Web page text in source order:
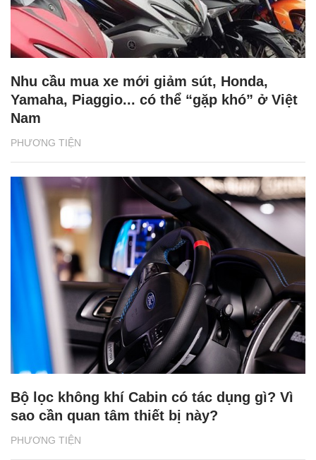
PHƯƠNG TIỆN
Nhu cầu mua xe mới giảm sút, Honda,
Yamaha, Piaggio... có thể “gặp khó” ở Việt
Nam
PHƯƠNG TIỆN
Bộ lọc không khí Cabin có tác dụng gì? Vì
sao cần quan tâm thiết bị này?